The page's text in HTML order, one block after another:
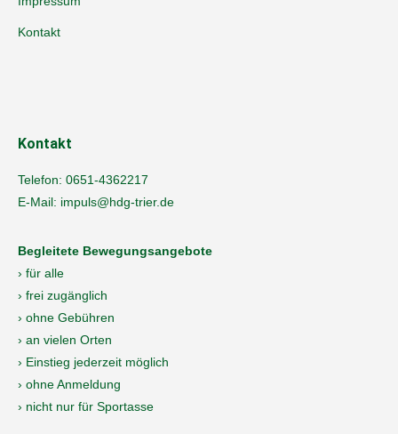
Kontakt
Kontakt
Telefon: 0651-4362217
E-Mail: impuls@hdg-trier.de
Begleitete Bewegungsangebote
› für alle
› frei zugänglich
› ohne Gebühren
› an vielen Orten
› Einstieg jederzeit möglich
› ohne Anmeldung
› nicht nur für Sportasse